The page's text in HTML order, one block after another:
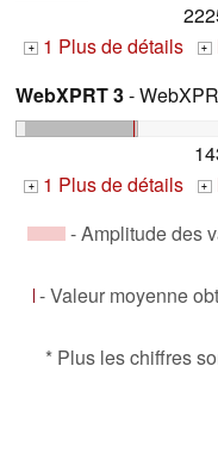
+ 1 Plus de détails +
WebXPRT 3-
+ 1 Plus de détails +
- Amplitude des
- Valeur moyenne
* Plus les chiffres